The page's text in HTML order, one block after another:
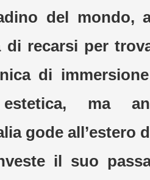
del mondo,
di recarsi per
di
estetica, ma
gode all’estero
il suo